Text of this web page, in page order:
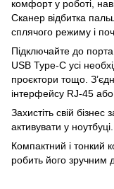
комфорт у роботі,
Сканер відбитка
сплячого режиму і
Підключайте до
USB Type-C усі
проєктори тощо.
інтерфейсу RJ-45 або
Захистіть свій
активувати у ноутбуці.
Компактний і тонкий
робить його зручним